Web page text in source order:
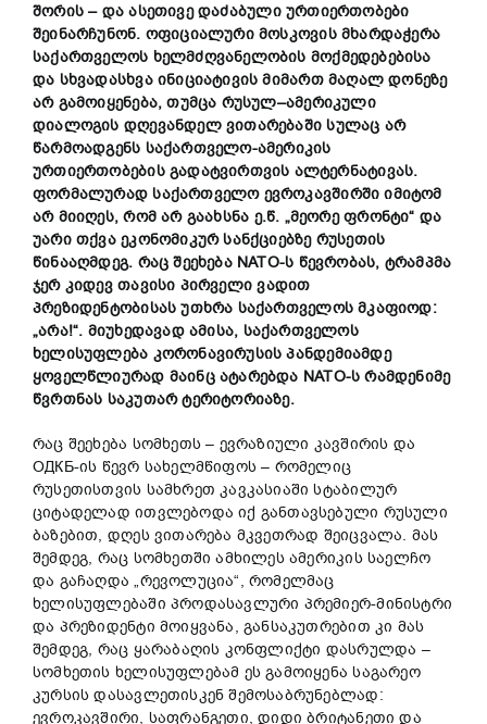
შორის – და ასეთივე დაძაბული ურთიერთობები
შეინარჩუნონ. ოფიციალური მოსკოვის მხარდაჭერა
საქართველოს ხელმძღვანელობის მოქმედებებისა
და სხვადასხვა ინიციატივის მიმართ მაღალ დონეზე
არ გამოიყენება,თუმცა რუსულ–ამერიკული
დიალოგის დღევანდელ ვითარებაში სულაც არ
წარმოადგენს საქართველო-ამერიკის
ურთიერთობების გადატვირთვის ალტერნატივას.
ფორმალურად საქართველო ევროკავშირში იმიტომ
არ მიიღეს,რომ არ გაახსნა ე.წ. „მეორე ფრონტი“ და
უარი თქვა ეკონომიკურ სანქციებზე რუსეთის
წინააღმდეგ. რაც შეეხებაNATO-ს წევრობას, ტრამპმა
ჯერ კიდევ თავისი პირველი ვადით
პრეზიდენტობისას უთხრა საქართველოს მკაფიოდ:
„არა!“. მიუხედავად ამისა, საქართველოს
ხელისუფლება კორონავირუსისპანდემიამდე
ყოველწლიურად მაინც ატარებდა NATO-ს რამდენიმე
წვრთნას საკუთარ ტერიტორიაზე.
რაც შეეხება სომხეთს – ევრაზიული კავშირის და
ОДКБ-ის წევრ სახელმწიფოს – რომელიც
რუსეთისთვის სამხრეთ კავკასიაში სტაბილურ
ციტადელად ითვლებოდა იქ განთავსებული რუსული
ბაზებით, დღეს ვითარება მკვეთრად შეიცვალა. მას
შემდეგ, რაც სომხეთში ამხილეს ამერიკის საელჩო
და გაჩაღდა „რევოლუცია“, რომელმაც
ხელისუფლებაში პროდასავლური პრემიერ-მინისტრი
და პრეზიდენტი მოიყვანა, განსაკუთრებით კი მას
შემდეგ, რაც ყარაბაღის კონფლიქტი დასრულდა –
სომხეთის ხელისუფლებამ ეს გამოიყენა საგარეო
კურსის დასავლეთისკენ შემოსაბრუნებლად:
ევროკავშირი, საფრანგეთი, დიდი ბრიტანეთი და